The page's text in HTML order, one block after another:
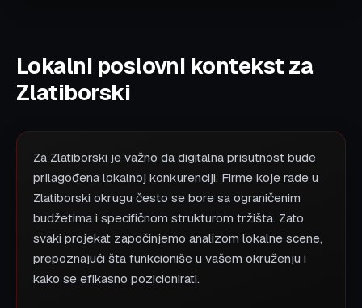
Lokalni poslovni kontekst za
Zlatiborski
Za Zlatiborski je važno da digitalna prisutnost bude
prilagođena lokalnoj konkurenciji. Firme koje rade u
Zlatiborski okrugu često se bore sa ograničenim
budžetima i specifičnom strukturom tržišta. Zato
svaki projekat započinjemo analizom lokalne scene,
prepoznajući šta funkcioniše u vašem okruženju i
kako se efikasno pozicionirati.